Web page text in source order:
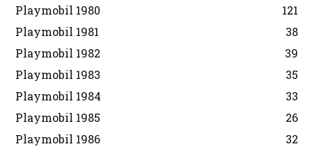
Playmobil 1980
121
Playmobil 1981
38
Playmobil 1982
39
Playmobil 1983
35
Playmobil 1984
33
Playmobil 1985
26
Playmobil 1986
32